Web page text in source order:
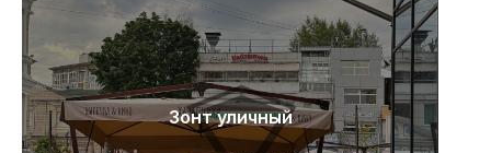
Зонт уличный